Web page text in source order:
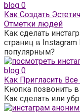
blog 0
Как Создать
Отметки людей
Как сделать
страниц в
популярным?
blog 0
Как Пригласить
Кнопка позвонить
Как сделать или